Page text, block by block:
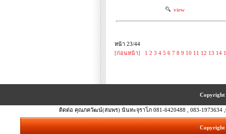
view
หน้า 23/44
[ก่อนหน้า]
1 2 3 4 5 6 7 8 9 10 11 12 13 14
Copyright
ติดต่อ คุณภควัฒน์(สมพร) นันทะจุราโภ 081-6420488 , 083-1973634
Copyright